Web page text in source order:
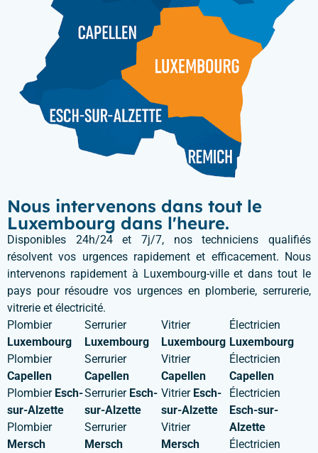
Nous intervenons dans tout le
Luxembourg dans l'heure.
Disponibles 24h/24 et 7j/7, nos techniciens qualifiés
résolvent vos urgences rapidement et efficacement. Nous
intervenons rapidement à Luxembourg-ville et dans tout le
pays pour résoudre vos urgences en plomberie, serrurerie,
vitrerie et électricité.
Plombier
Luxembourg
Plombier
Capellen
Plombier Esch-
sur-Alzette
Plombier
Mersch
Serrurier
Luxembourg
Serrurier
Capellen
Serrurier Esch-
sur-Alzette
Serrurier
Mersch
Vitrier
Luxembourg
Vitrier
Capellen
Vitrier Esch-
sur-Alzette
Vitrier
Mersch
Électricien
Luxembourg
Électricien
Capellen
Électricien
Esch-sur-
Alzette
Électricien